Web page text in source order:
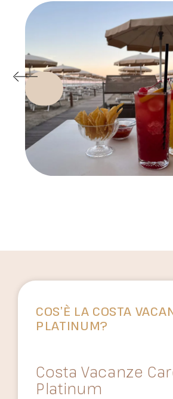
COS’È LA COSTA
PLATINUM?
Costa Vacanze
Platinum